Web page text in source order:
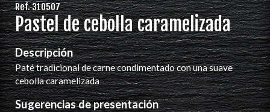
Ref. 310507
Pastel de cebolla caramelizada
Descripción
Paté tradicional de carne condimentado con una suave
cebolla caramelizada
Sugerencias de presentación